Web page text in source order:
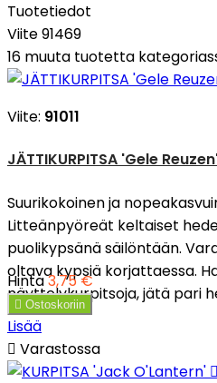
Tuotetiedot
Viite91469
16 muuta tuotetta
Viite: 91011
JÄTTIKURPITSA 'Gele
Suurikokoinen ja
Litteänpyöreät keltaiset
puolikypsänä säilöntään.
oltava kypsiä korjattaessa.
näyttelykurpitsoja, jätä pari
Hinta3,75 €
 Ostoskoriin
Lisää
 Varastossa
